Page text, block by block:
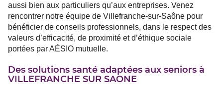
aussi bien aux particuliers qu’aux entreprises. Venez
rencontrer notre équipe de Villefranche-sur-Saône pour
bénéficier de conseils professionnels, dans le respect des
valeurs d’efficacité, de proximité et d’éthique sociale
portées par AÉSIO mutuelle.
Des solutions santé adaptées aux seniors à
VILLEFRANCHE SUR SAONE